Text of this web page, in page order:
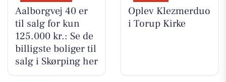
Aalborgvej 40 er
til salg for kun
125.000 kr.: Se de
billigste boliger til
salg i Skørping her
Oplev Klezmerduo
i Torup Kirke